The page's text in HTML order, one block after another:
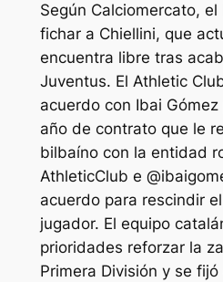
Según Calciomercato,
fichar a Chiellini, que
encuentra libre tras
Juventus. El Athletic
acuerdo con Ibai
año de contrato que le
bilbaíno con la entidad
AthleticClub e
acuerdo para rescindir
jugador. El equipo
prioridades reforzar la
Primera División y se